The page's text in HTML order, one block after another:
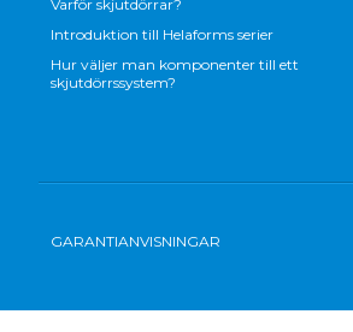
Varför skjutdörrar?
Introduktion till Helaforms serier
Hur väljer man komponenter till ett
skjutdörrssystem?
GARANTIANVISNINGAR